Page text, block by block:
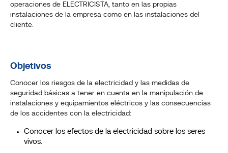
operaciones de ELECTRICISTA, tanto en las propias
instalaciones de la empresa como en las instalaciones del
cliente.
Objetivos
Conocer los riesgos de la electricidad y las medidas de
seguridad básicas a tener en cuenta en la manipulación de
instalaciones y equipamientos eléctricos y las consecuencias
de los accidentes con la electricidad:
Conocer los efectos de la electricidad sobre los seres
vivos.